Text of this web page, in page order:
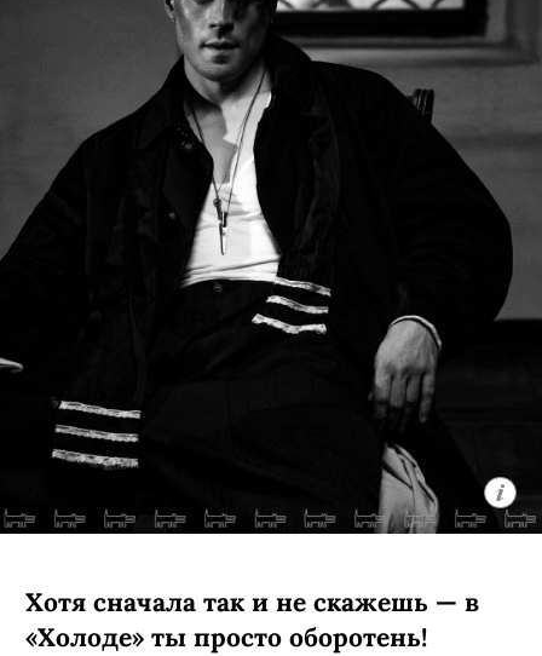
Хотя сначала так и не скажешь — в
«Холоде» ты просто оборотень!